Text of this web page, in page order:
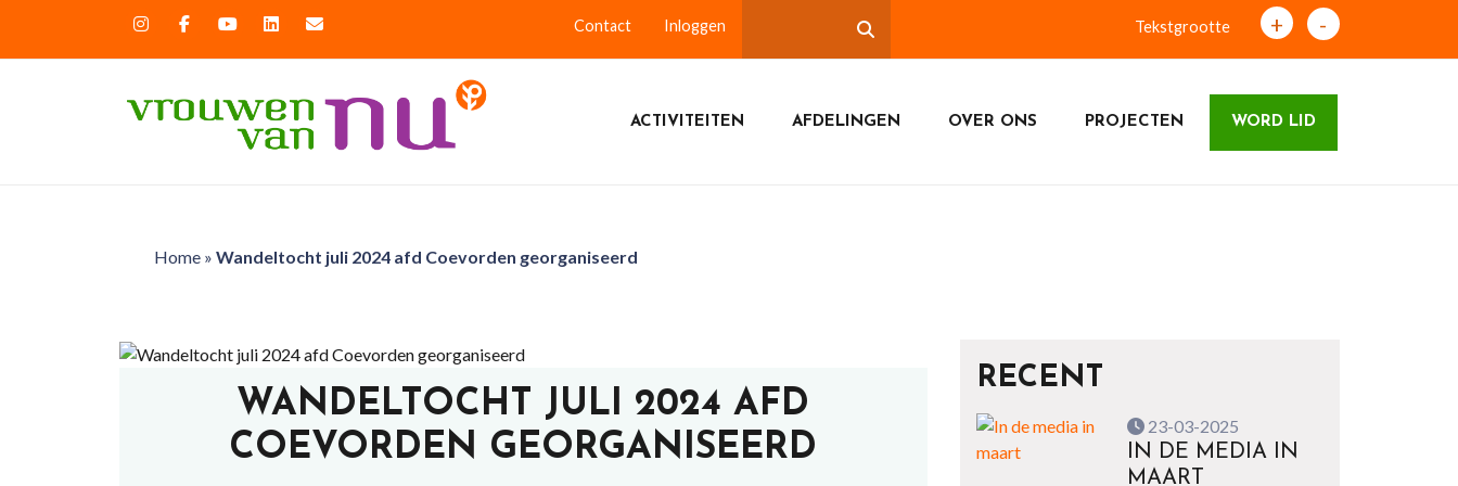
Contact Inloggen Tekstgrootte + -
ACTIVITEITEN AFDELINGEN OVER ONS PROJECTEN WORD LID
Home» Wandeltocht juli 2024 afd Coevorden georganiseerd
WANDELTOCHT JULI 2024 AFD
COEVORDEN GEORGANISEERD
RECENT
23-03-2025
IN DE MEDIA IN
MAART